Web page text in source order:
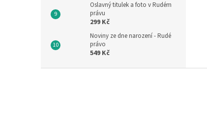
Oslavný titulek a foto v Rudém
právu
299 Kč
Noviny ze dne narození - Rudé
právo
549 Kč